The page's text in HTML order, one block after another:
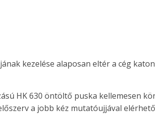
kezelése alaposan eltér a cég
HK 630 öntöltő puska kellemesen
a jobb kéz mutatóujjával